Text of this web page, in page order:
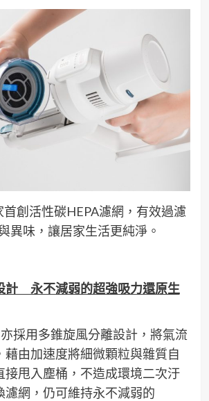
首創活性碳HEPA濾網，有效過濾
異味，讓居家生活更純淨。
計 永不減弱的超強吸力還原生
採用多錐旋風分離設計，將氣流
藉由加速度將細微顆粒與雜質自
接甩入塵桶，不造成環境二次汙
濾網，仍可維持永不減弱的